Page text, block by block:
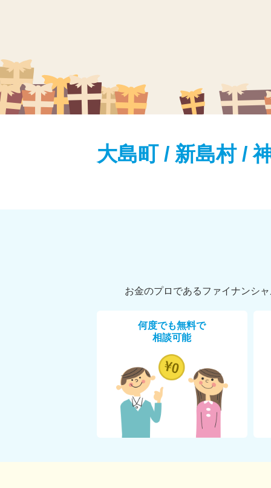
大島町 / 新島村 /
お金のプロであるファイナンシ
何度でも無料で
相談可能